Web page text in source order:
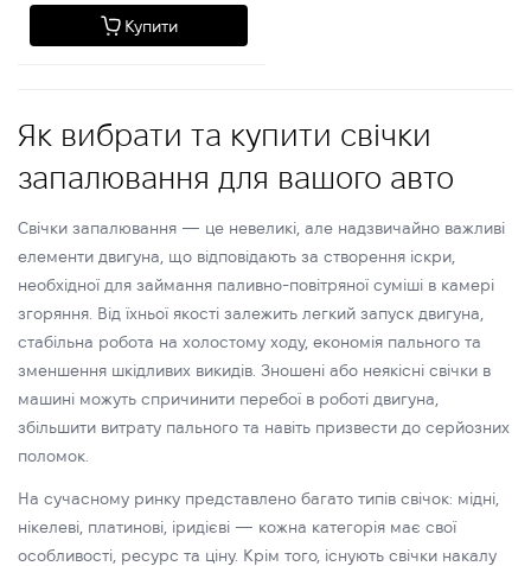
Купити
Як вибрати та купити свічки
запалювання для вашого авто
Свічки запалювання — це невеликі, але надзвичайно важливі
елементи двигуна, що відповідають за створення іскри,
необхідної для займання паливно-повітряної суміші в камері
згоряння. Від їхньої якості залежить легкий запуск двигуна,
стабільна робота на холостому ходу, економія пального та
зменшення шкідливих викидів. Зношені або неякісні свічки в
машині можуть спричинити перебої в роботі двигуна,
збільшити витрату пального та навіть призвести до серйозних
поломок.
На сучасному ринку представлено багато типів свічок: мідні,
нікелеві, платинові, іридієві — кожна категорія має свої
особливості, ресурс та ціну. Крім того, існують свічки накалу